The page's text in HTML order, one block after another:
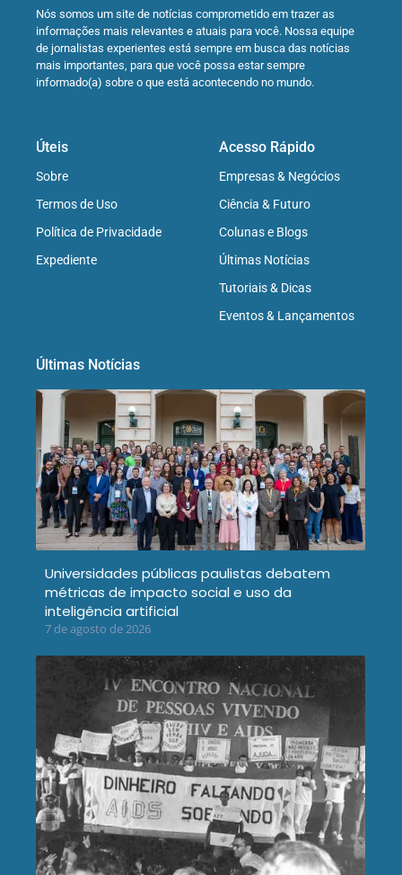
Nós somos um site de notícias comprometido em trazer as
informações mais relevantes e atuais para você. Nossa equipe
de jornalistas experientes está sempre em busca das notícias
mais importantes, para que você possa estar sempre
informado(a) sobre o que está acontecendo no mundo.
Úteis
Sobre
Termos de Uso
Política de Privacidade
Expediente
Acesso Rápido
Empresas & Negócios
Ciência & Futuro
Colunas e Blogs
Últimas Notícias
Tutoriais & Dicas
Eventos & Lançamentos
Últimas Notícias
Universidades públicas paulistas debatem
métricas de impacto social e uso da
inteligência artificial
7 de agosto de 2026